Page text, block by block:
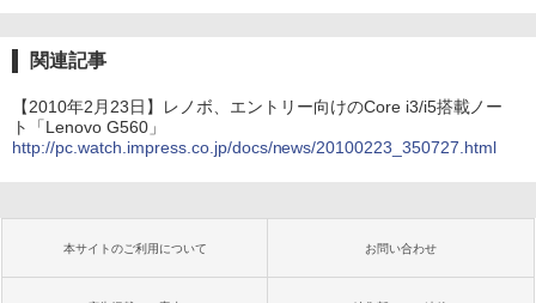
関連記事
【2010年2月23日】レノボ、エントリー向けのCore i3/i5搭載ノー
ト「Lenovo G560」
http://pc.watch.impress.co.jp/docs/news/20100223_350727.html
本サイトのご利用について お問い合わせ